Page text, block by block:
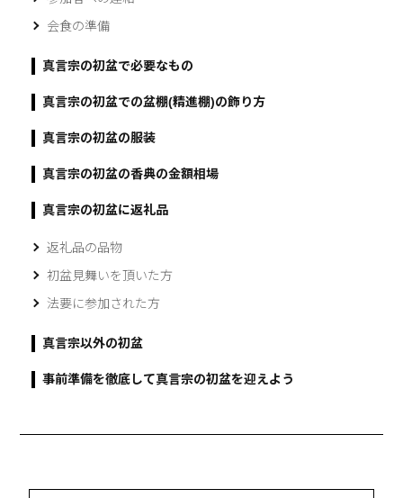
会食の準備
真言宗の初盆で必要なもの
真言宗の初盆での盆棚(精進棚)の飾り方
真言宗の初盆の服装
真言宗の初盆の香典の金額相場
真言宗の初盆に返礼品
返礼品の品物
初盆見舞いを頂いた方
法要に参加された方
真言宗以外の初盆
事前準備を徹底して真言宗の初盆を迎えよう